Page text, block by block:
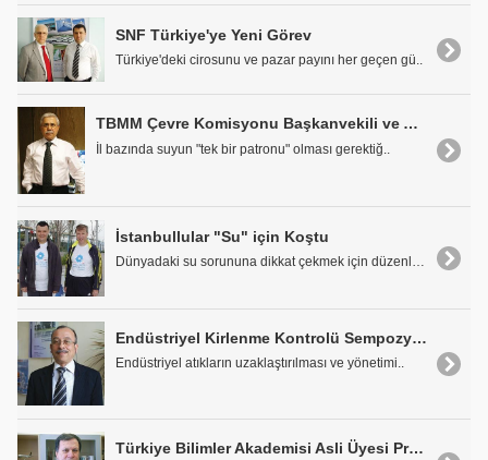
SNF Türkiye'ye Yeni Görev
Türkiye'deki cirosunu ve pazar payını her geçen gü..
TBMM Çevre Komisyonu Başkanvekili ve AB Uyum Komisyonu Üyesi Prof. Dr. Mustafa Öztürk: "İl Bazında Suyun Tek Bir Patronu Olur"
İl bazında suyun "tek bir patronu" olması gerektiğ..
İstanbullular "Su" için Koştu
Dünyadaki su sorununa dikkat çekmek için düzenlene..
Endüstriyel Kirlenme Kontrolü Sempozyumu Haziranda Düzenleniyor
Endüstriyel atıkların uzaklaştırılması ve yönetimi..
Türkiye Bilimler Akademisi Asli Üyesi Prof. Dr. Derin Orhon: "Türkiye'de kirletici güçlü; denetim zayıf ve toplum umursamaz!"